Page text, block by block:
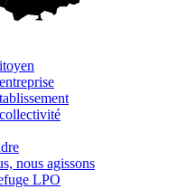
nous agissons
LPO